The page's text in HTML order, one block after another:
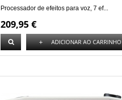
Processador de efeitos para voz, 7 ef...
209,95 €
+ ADICIONAR AO CARRINHO